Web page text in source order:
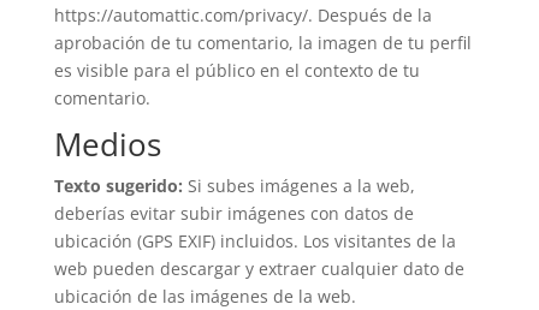
https://automattic.com/privacy/. Después de la
aprobación de tu comentario, la imagen de tu perfil
es visible para el público en el contexto de tu
comentario.
Medios
Texto sugerido: Si subes imágenes a la web,
deberías evitar subir imágenes con datos de
ubicación (GPS EXIF) incluidos. Los visitantes de la
web pueden descargar y extraer cualquier dato de
ubicación de las imágenes de la web.